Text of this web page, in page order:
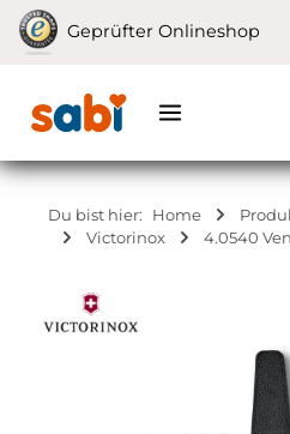
Zum Hauptinhalt springen
Geprüfter Onlineshop
Du bist hier: Home
Victorinox
4.0540
Bildergalerie überspringen